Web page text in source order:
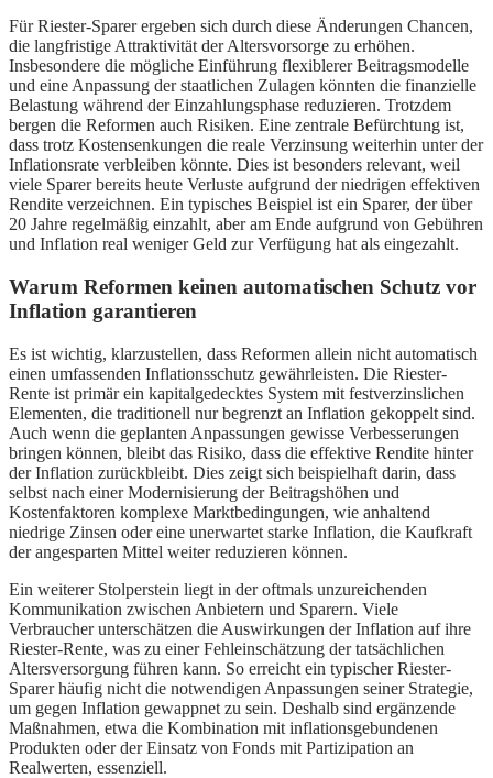
Für Riester-Sparer ergeben sich durch diese Änderungen Chancen,
die langfristige Attraktivität der Altersvorsorge zu erhöhen.
Insbesondere die mögliche Einführung flexiblerer Beitragsmodelle
und eine Anpassung der staatlichen Zulagen könnten die finanzielle
Belastung während der Einzahlungsphase reduzieren. Trotzdem
bergen die Reformen auch Risiken. Eine zentrale Befürchtung ist,
dass trotz Kostensenkungen die reale Verzinsung weiterhin unter der
Inflationsrate verbleiben könnte. Dies ist besonders relevant, weil
viele Sparer bereits heute Verluste aufgrund der niedrigen effektiven
Rendite verzeichnen. Ein typisches Beispiel ist ein Sparer, der über
20 Jahre regelmäßig einzahlt, aber am Ende aufgrund von Gebühren
und Inflation real weniger Geld zur Verfügung hat als eingezahlt.
Warum Reformen keinen automatischen Schutz vor
Inflation garantieren
Es ist wichtig, klarzustellen, dass Reformen allein nicht automatisch
einen umfassenden Inflationsschutz gewährleisten. Die Riester-
Rente ist primär ein kapitalgedecktes System mit festverzinslichen
Elementen, die traditionell nur begrenzt an Inflation gekoppelt sind.
Auch wenn die geplanten Anpassungen gewisse Verbesserungen
bringen können, bleibt das Risiko, dass die effektive Rendite hinter
der Inflation zurückbleibt. Dies zeigt sich beispielhaft darin, dass
selbst nach einer Modernisierung der Beitragshöhen und
Kostenfaktoren komplexe Marktbedingungen, wie anhaltend
niedrige Zinsen oder eine unerwartet starke Inflation, die Kaufkraft
der angesparten Mittel weiter reduzieren können.
Ein weiterer Stolperstein liegt in der oftmals unzureichenden
Kommunikation zwischen Anbietern und Sparern. Viele
Verbraucher unterschätzen die Auswirkungen der Inflation auf ihre
Riester-Rente, was zu einer Fehleinschätzung der tatsächlichen
Altersversorgung führen kann. So erreicht ein typischer Riester-
Sparer häufig nicht die notwendigen Anpassungen seiner Strategie,
um gegen Inflation gewappnet zu sein. Deshalb sind ergänzende
Maßnahmen, etwa die Kombination mit inflationsgebundenen
Produkten oder der Einsatz von Fonds mit Partizipation an
Realwerten, essenziell.